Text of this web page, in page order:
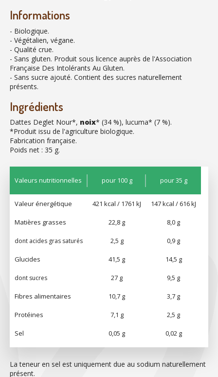
Informations
- Biologique.
- Végétalien, végane.
- Qualité crue.
- Sans gluten. Produit sous licence auprès de l'Association
Française Des Intolérants Au Gluten.
- Sans sucre ajouté. Contient des sucres naturellement
présents.
Ingrédients
Dattes Deglet Nour*, noix* (34 %), lucuma* (7 %).
*Produit issu de l'agriculture biologique.
Fabrication française.
Poids net : 35 g.
Valeurs nutritionnelles pour 100 g pour 35 g
Valeur énergétique 421 kcal / 1761 kJ 147 kcal / 616 kJ
Matières grasses 22,8 g 8,0 g
dont acides gras saturés 2,5 g 0,9 g
Glucides 41,5 g 14,5 g
dont sucres 27 g 9,5 g
Fibres alimentaires 10,7 g 3,7 g
Protéines 7,1 g 2,5 g
Sel 0,05 g 0,02 g
La teneur en sel est uniquement due au sodium naturellement
présent.